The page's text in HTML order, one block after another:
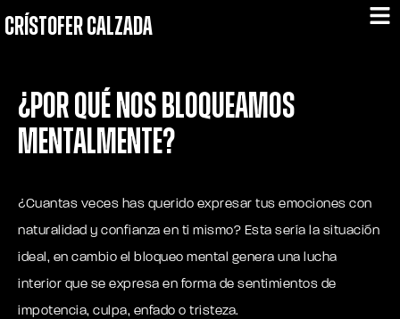
CRÍSTOFER CALZADA
¿Por qué nos bloqueamos
mentalmente?
¿Cuantas veces has querido expresar tus emociones con
naturalidad y confianza en ti mismo? Esta sería la situación
ideal, en cambio el bloqueo mental genera una lucha
interior que se expresa en forma de sentimientos de
impotencia, culpa, enfado o tristeza.